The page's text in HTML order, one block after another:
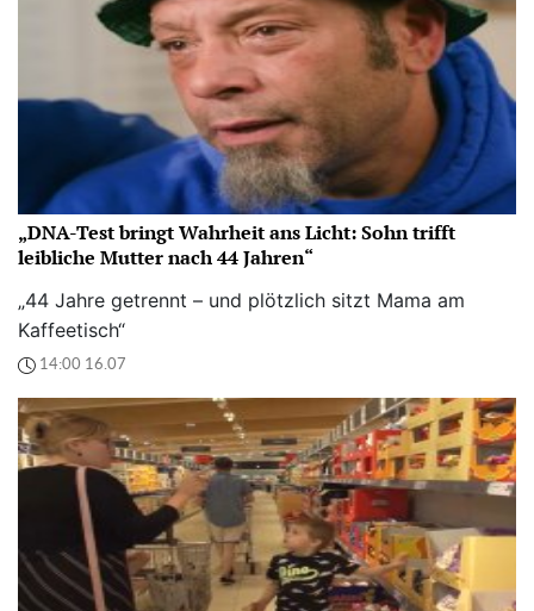
„DNA-Test bringt Wahrheit ans Licht: Sohn trifft
leibliche Mutter nach 44 Jahren“
„44 Jahre getrennt – und plötzlich sitzt Mama am
Kaffeetisch“
14:00 16.07